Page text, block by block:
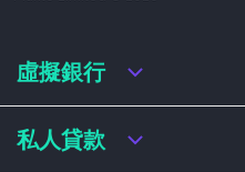
虛擬銀行
虛擬銀行迎新優惠
虛擬銀行存款利率比較
私人貸款